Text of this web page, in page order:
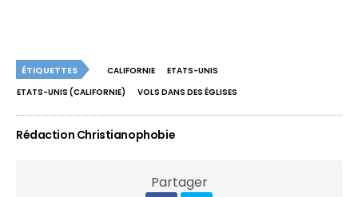
ÉTIQUETTES CALIFORNIE
ETATS-UNIS
ETATS-UNIS (CALIFORNIE)
VOLS DANS DES ÉGLISES
Rédaction Christianophobie
Partager